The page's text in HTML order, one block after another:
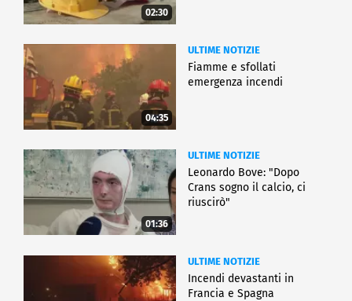
02:30
04:35
ULTIME NOTIZIE
Fiamme e sfollati
emergenza incendi
01:36
ULTIME NOTIZIE
Leonardo Bove: "Dopo
Crans sogno il calcio, ci
riuscirò"
ULTIME NOTIZIE
Incendi devastanti in
Francia e Spagna